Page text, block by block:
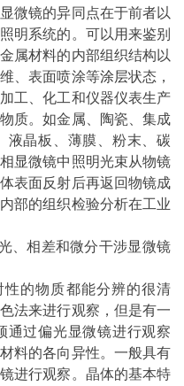
微镜的异同点在于前者以
明系统的。可以用来鉴别
属材料的内部组织结构以
、表面喷涂等涂层状态，
工、化工和仪器仪表生产
质。如金属、陶瓷、集成
液晶板、薄膜、粉末、碳
显微镜中照明光束从物镜
表面反射后再返回物镜成
部的组织检验分析在工业
、相差和微分干涉显微镜
的物质都能分辨的很清
法来进行观察，但是有一
通过偏光显微镜进行观察
料的各向异性。一般具有
进行观察。晶体的基本特